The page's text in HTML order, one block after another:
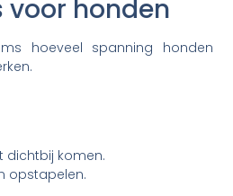
voor honden
hoeveel spanning honden
dichtbij komen.
opstapelen.